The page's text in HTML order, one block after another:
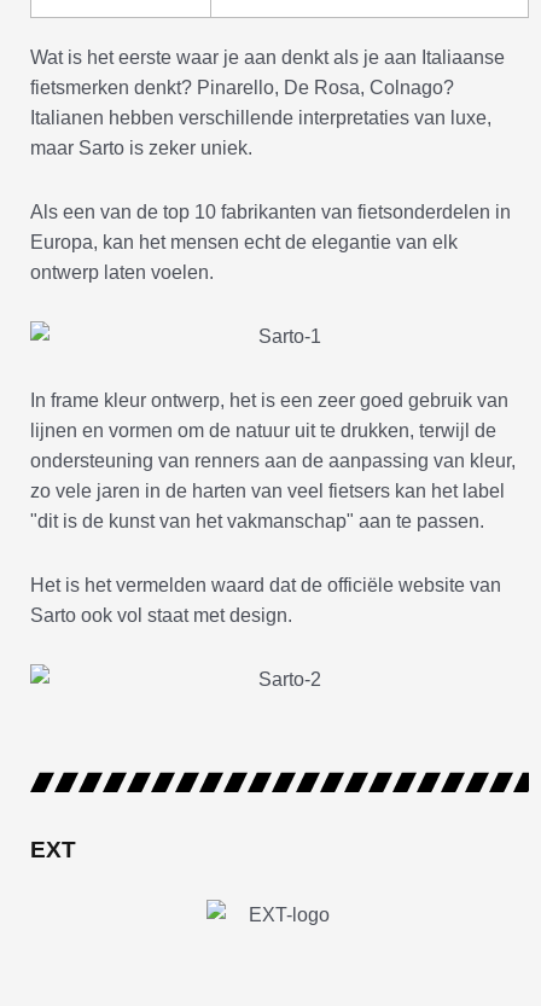
Wat is het eerste waar je aan denkt als je aan Italiaanse
fietsmerken denkt? Pinarello, De Rosa, Colnago?
Italianen hebben verschillende interpretaties van luxe,
maar Sarto is zeker uniek.
Als een van de top 10 fabrikanten van fietsonderdelen in
Europa, kan het mensen echt de elegantie van elk
ontwerp laten voelen.
In frame kleur ontwerp, het is een zeer goed gebruik van
lijnen en vormen om de natuur uit te drukken, terwijl de
ondersteuning van renners aan de aanpassing van kleur,
zo vele jaren in de harten van veel fietsers kan het label
"dit is de kunst van het vakmanschap" aan te passen.
Het is het vermelden waard dat de officiële website van
Sarto ook vol staat met design.
EXT